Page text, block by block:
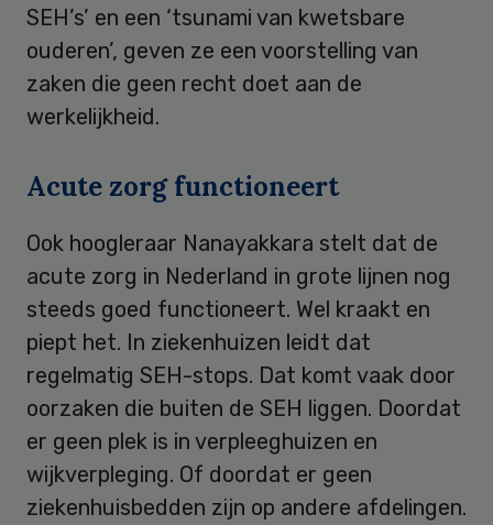
SEH’s’ en een ‘tsunami van kwetsbare
ouderen’, geven ze een voorstelling van
zaken die geen recht doet aan de
werkelijkheid.
Acute zorg functioneert
Ook hoogleraar Nanayakkara stelt dat de
acute zorg in Nederland in grote lijnen nog
steeds goed functioneert. Wel kraakt en
piept het. In ziekenhuizen leidt dat
regelmatig SEH-stops. Dat komt vaak door
oorzaken die buiten de SEH liggen. Doordat
er geen plek is in verpleeghuizen en
wijkverpleging. Of doordat er geen
ziekenhuisbedden zijn op andere afdelingen.